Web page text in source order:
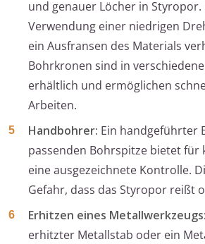
und genauer Löcher in
Verwendung einer niedrigen
ein Ausfransen des Materials
Bohrkronen sind in
erhältlich und ermöglichen
Arbeiten.
Handbohrer: Ein handgeführter
passenden Bohrspitze bietet für
eine ausgezeichnete Kontrolle.
Gefahr, dass das Styropor reißt
Erhitzen eines Metallwerkzeugs:
erhitzter Metallstab oder ein